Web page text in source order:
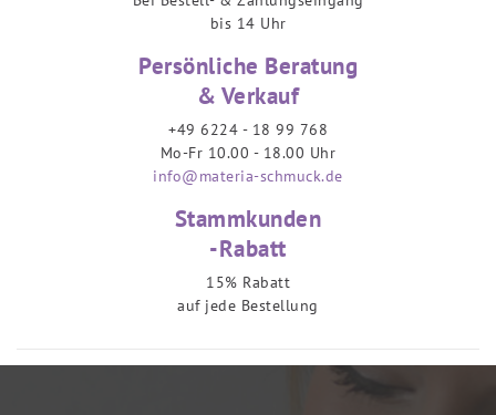
bis 14 Uhr
Persönliche Beratung
& Verkauf
+49 6224 - 18 99 768
Mo-Fr 10.00 - 18.00 Uhr
info@materia-schmuck.de
Stammkunden
-Rabatt
15% Rabatt
auf jede Bestellung